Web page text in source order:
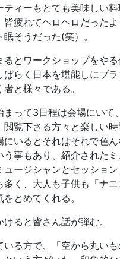
ティーもとても美味しい
皆疲れてヘロヘロだった
眠そうだった(笑）。
るとワークショップをや
ばらく日本を堪能しにブ
と様々である。
まって3日程は会場にいて
閲覧下さる方々と楽しい
にいるとそれはそれで色
う事もあり、紹介された
ュージシャンとセッショ
多く、大人も子供も「ナ
とめてくれる。
ると皆さん話が弾む。
いる方で、「空から丸い